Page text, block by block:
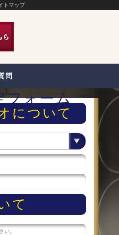
トマップ
問
フォーム
について
て